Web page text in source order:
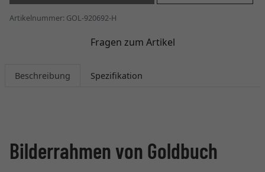
Artikelnummer: GOL-920692-H
Fragen zum Artikel
Beschreibung Spezifikation
Bilderrahmen von Goldbuch